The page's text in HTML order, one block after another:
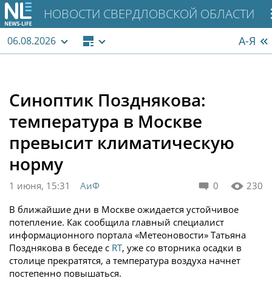
НОВОСТИ СВЕРДЛОВСКОЙ ОБЛАСТИ
06.08.2026 А-Я
Синоптик Позднякова:
температура в Москве
превысит климатическую
норму
0 230
1 июня, 15:31
АиФ
В ближайшие дни в Москве ожидается устойчивое
потепление. Как сообщила главный специалист
информационного портала «Метеоновости» Татьяна
Позднякова в беседе с RT, уже со вторника осадки в
столице прекратятся, а температура воздуха начнет
постепенно повышаться.